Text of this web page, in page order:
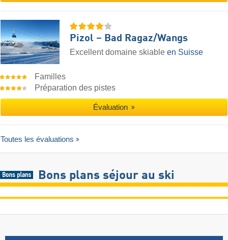
Pizol – Bad Ragaz/​Wangs
Excellent domaine skiable en Suisse
Familles
Préparation des pistes
Évaluation
Toutes les évaluations
Bons plans séjour au ski